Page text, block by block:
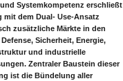
Systemkompetenz erschließt
mit dem Dual- Use-Ansatz
zusätzliche Märkte in den
Defense, Sicherheit, Energie,
und industrielle
Zentraler Baustein dieser
ist die Bündelung aller